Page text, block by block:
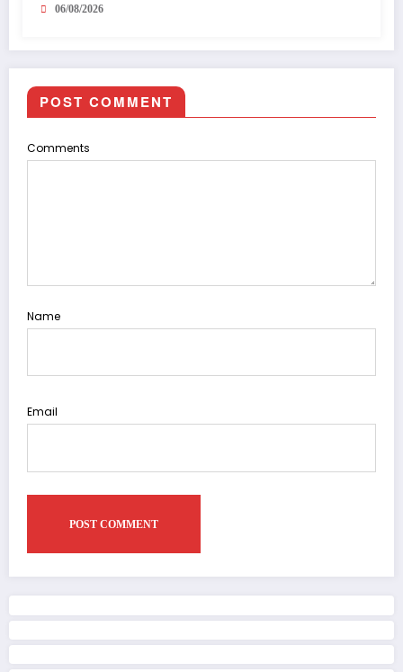
06/08/2026
POST COMMENT
Comments
Name
Email